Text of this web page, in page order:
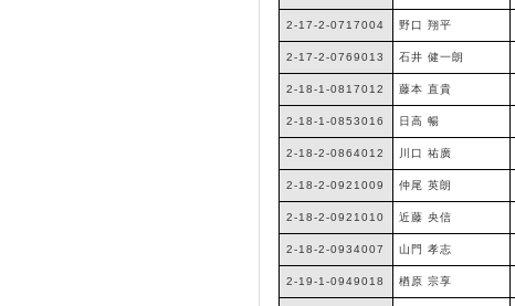
2-17-2-0717004 野口 翔平
2-17-2-0769013 石井 健一朗
2-18-1-0817012 藤本 直貴
2-18-1-0853016 日高 暢
2-18-2-0864012 川口 祐廣
2-18-2-0921009 仲尾 英朗
2-18-2-0921010 近藤 央信
2-18-2-0934007 山門 孝志
2-19-1-0949018 楢原 宗享